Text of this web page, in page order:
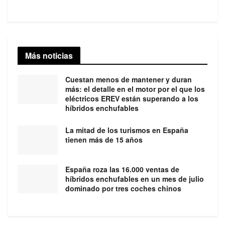
Más noticias
Cuestan menos de mantener y duran
más: el detalle en el motor por el que los
eléctricos EREV están superando a los
híbridos enchufables
La mitad de los turismos en España
tienen más de 15 años
España roza las 16.000 ventas de
híbridos enchufables en un mes de julio
dominado por tres coches chinos